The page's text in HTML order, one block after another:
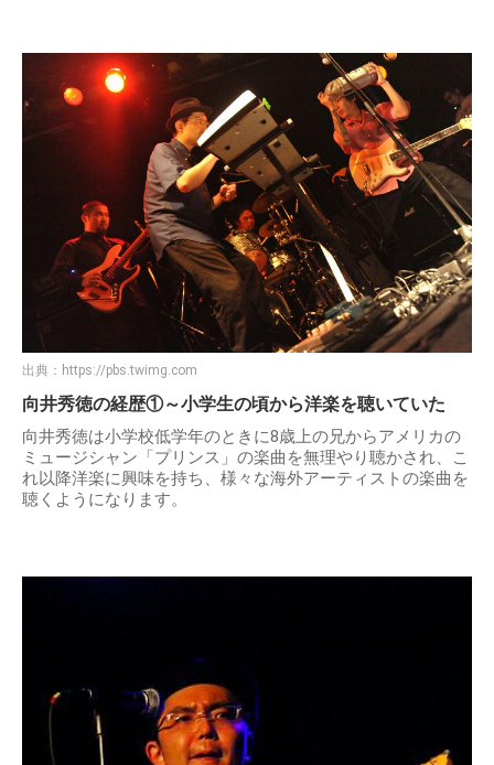
出典： https://pbs.twimg.com
向井秀徳の経歴①～小学生の頃から洋楽を聴いていた
向井秀徳は小学校低学年のときに8歳上の兄からアメリカの
ミュージシャン「プリンス」の楽曲を無理やり聴かされ、こ
れ以降洋楽に興味を持ち、様々な海外アーティストの楽曲を
聴くようになります。